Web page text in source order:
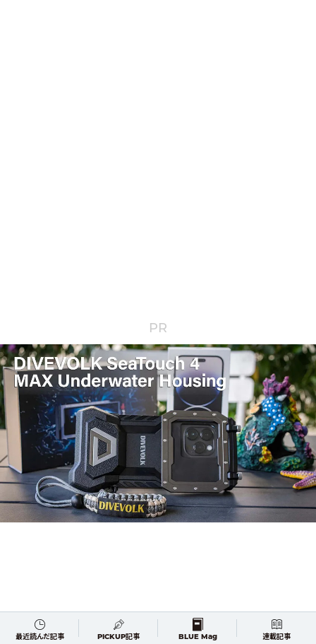
PR
最近読んだ記事 PICKUP記事 BLUE Mag 連載記事